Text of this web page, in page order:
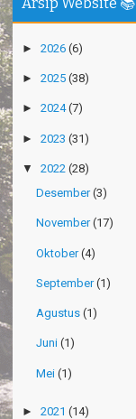
► 2026 (6)
► 2025 (38)
► 2024(7)
► 2023 (31)
▼ 2022 (28)
Desember(3)
November(17)
Oktober(4)
September(1)
Agustus (1)
Juni (1)
Mei (1)
► 2021 (14)